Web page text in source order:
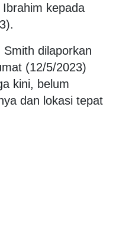
Ibrahim kepada
dilaporkan
(12/5/2023)
kini, belum
dan lokasi tepat